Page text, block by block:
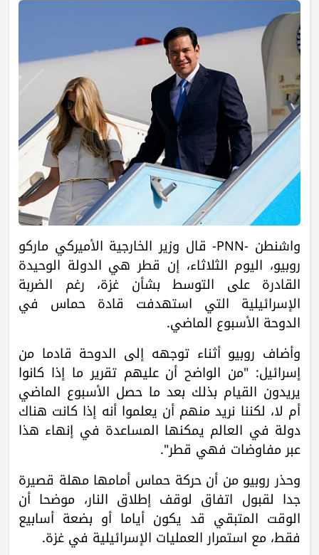
واشنطن -PNN- قال وزير الخارجية الأميركي ماركو
روبيو، اليوم الثلاثاء، إن قطر هي الدولة الوحيدة
القادرة على التوسط بشأن غزة، رغم الضربة
الإسرائيلية التي استهدفت قادة حماس في
الدوحة الأسبوع الماضي.
وأضاف روبيو أثناء توجهه إلى الدوحة قادما من
إسرائيل: "من الواضح أن عليهم تقرير ما إذا كانوا
يريدون القيام بذلك بعد ما حصل الأسبوع الماضي
أم لا، لكننا نريد منهم أن يعلموا أنه إذا كانت هناك
دولة في العالم يمكنها المساعدة في إنهاء هذا
عبر مفاوضات فهي قطر".
وحذر روبيو من أن حركة حماس أمامها مهلة قصيرة
جدا لقبول اتفاق لوقف إطلاق النار، موضحا أن
الوقت المتبقي قد يكون أياما أو بضعة أسابيع
فقط، مع استمرار العمليات الإسرائيلية في غزة.